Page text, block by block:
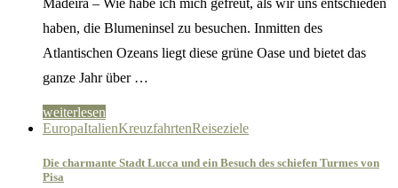
Madeira – Wie habe ich mich gefreut, als wir uns entschieden
haben, die Blumeninsel zu besuchen. Inmitten des
Atlantischen Ozeans liegt diese grüne Oase und bietet das
ganze Jahr über …
weiterlesen
EuropaItalienKreuzfahrtenReiseziele
Die charmante Stadt Lucca und ein Besuch des schiefen Turmes von
Pisa